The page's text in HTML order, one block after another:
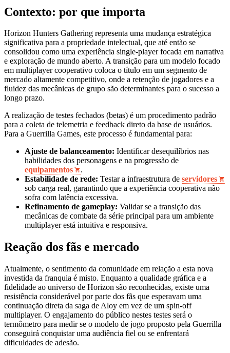
Contexto: por que importa
Horizon Hunters Gathering representa uma mudança estratégica
significativa para a propriedade intelectual, que até então se
consolidou como uma experiência single-player focada em narrativa
e exploração de mundo aberto. A transição para um modelo focado
em multiplayer cooperativo coloca o título em um segmento de
mercado altamente competitivo, onde a retenção de jogadores e a
fluidez das mecânicas de grupo são determinantes para o sucesso a
longo prazo.
A realização de testes fechados (betas) é um procedimento padrão
para a coleta de telemetria e feedback direto da base de usuários.
Para a Guerrilla Games, este processo é fundamental para:
Ajuste de balanceamento: Identificar desequilíbrios nas
habilidades dos personagens e na progressão de
equipamentos
.
Estabilidade de rede: Testar a infraestrutura de servidores
sob carga real, garantindo que a experiência cooperativa não
sofra com latência excessiva.
Refinamento de gameplay: Validar se a transição das
mecânicas de combate da série principal para um ambiente
multiplayer está intuitiva e responsiva.
Reação dos fãs e mercado
Atualmente, o sentimento da comunidade em relação a esta nova
investida da franquia é misto. Enquanto a qualidade gráfica e a
fidelidade ao universo de Horizon são reconhecidas, existe uma
resistência considerável por parte dos fãs que esperavam uma
continuação direta da saga de Aloy em vez de um spin-off
multiplayer. O engajamento do público nestes testes será o
termômetro para medir se o modelo de jogo proposto pela Guerrilla
conseguirá conquistar uma audiência fiel ou se enfrentará
dificuldades de adesão.